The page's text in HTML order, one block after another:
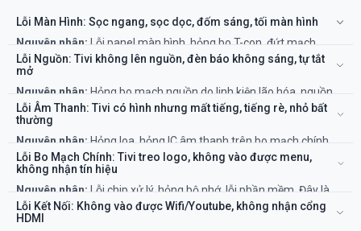
Lỗi Màn Hình: Sọc ngang, sọc dọc, đốm sáng, tối màn hình
Nguyên nhân: Lỗi panel màn hình, hỏng bo T-con, đứt mạch,
hỏng đèn LED nền. Đây là một trong những lỗi phức tạp và chi phí
sửa chữa khá cao, đôi khi cần thay màn hình.
tra và sửa chữa hoặc thay thế.
Lỗi Nguồn: Tivi không lên nguồn, đèn báo không sáng, tự tắt
mở
Nguyên nhân: Hỏng bo mạch nguồn do linh kiện lão hóa, nguồn
điện không ổn định hoặc sét đánh.
Khắc phục:
Kỹ thuật viên sẽ kiểm tra và sửa chữa hoặc thay thế
các linh kiện hỏng trên bo nguồn.
Lỗi Âm Thanh: Tivi có hình nhưng mất tiếng, tiếng rè, nhỏ bất
thường
Nguyên nhân: Hỏng loa, hỏng IC âm thanh trên bo mạch chính,
hoặc lỗi phần mềm.
Khắc phục:Kiểm tra cài đặt âm thanh. Nếu không được, cần thợ
kiểm tra loa và bo mạch.
Lỗi Bo Mạch Chính: Tivi treo logo, không vào được menu,
không nhận tín hiệu
Nguyên nhân: Lỗi chip xử lý, hỏng bộ nhớ, lỗi phần mềm. Đây là
"bộ não" của tivi nên việc sửa chữa đòi hỏi chuyên môn cao.
Khắc phục:
Cần kỹ thuật viên chuyên nghiệp để "chạy lại" phần
Lỗi Kết Nối: Không vào được Wifi/Youtube, không nhận cổng
HDMI